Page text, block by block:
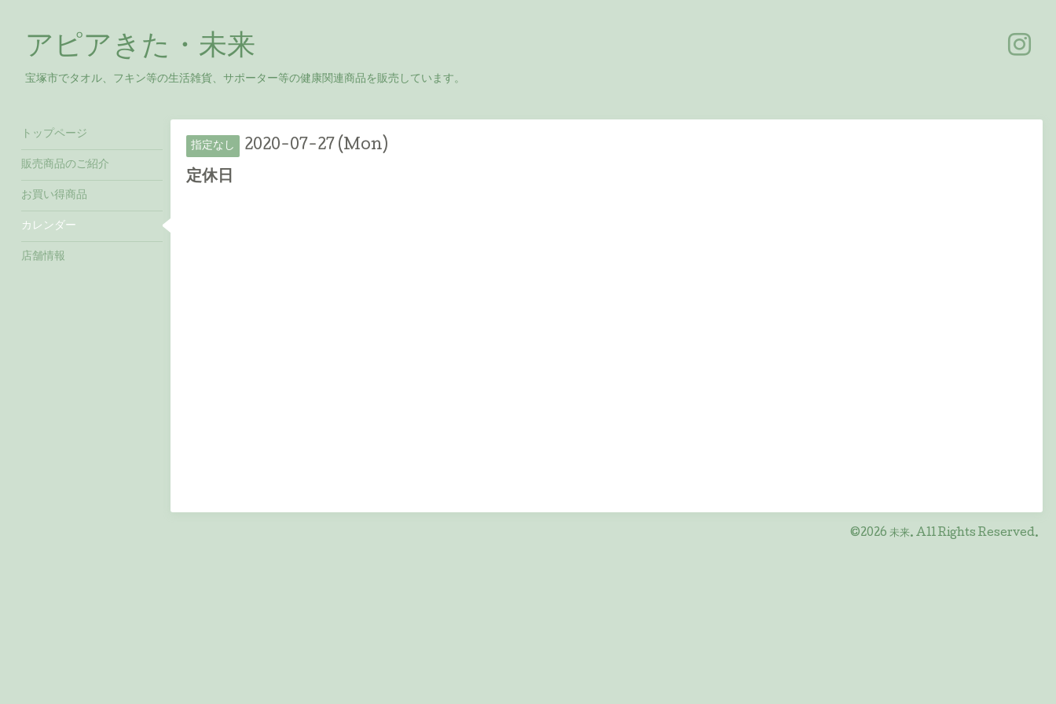
アピアきた・未来
宝塚市でタオル、フキン等の生活雑貨、サポーター等の健康関連商品を販売しています。
指定なし 2020-07-27 (Mon)
定休日
©2026 未来. All Rights Reserved.
トップページ
販売商品のご紹介
お買い得商品
カレンダー
店舗情報